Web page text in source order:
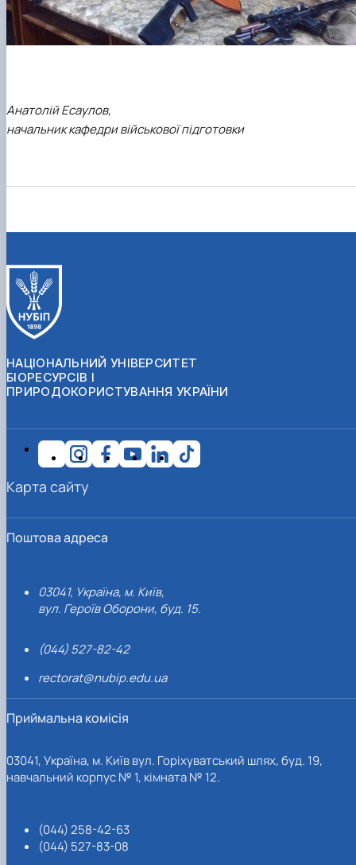
Анатолій Есаулов,
начальник кафедри військової підготовки
НАЦІОНАЛЬНИЙ УНІВЕРСИТЕТ
БІОРЕСУРСІВ І
ПРИРОДОКОРИСТУВАННЯ УКРАЇНИ
Поштова адреса
03041, Україна, м. Київ,
вул. Героїв Оборони, буд. 15.
(044) 527-82-42
rectorat@nubip.edu.ua
Приймальна комісія
03041, Україна, м. Київ вул. Горіхуватський шлях, буд. 19,
навчальний корпус № 1, кімната № 12.
(044) 258-42-63
(044) 527-83-08
Карта сайту